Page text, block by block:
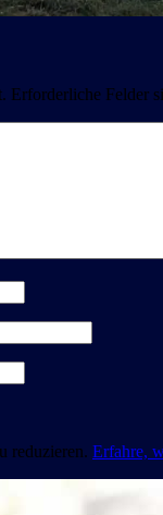
Erforderliche Felder
reduzieren. Erfahre,